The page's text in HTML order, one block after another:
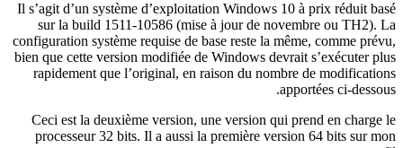
Il s’agit d’un système d’exploitation Windows 10 à prix réduit basé
sur la build 1511-10586 (mise à jour de novembre ou TH2). La
configuration système requise de base reste la même, comme prévu,
bien que cette version modifiée de Windows devrait s’exécuter plus
rapidement que l’original, en raison du nombre de modifications
apportées ci-dessous.
Ceci est la deuxième version, une version qui prend en charge le
processeur 32 bits. Il a aussi la première version 64 bits sur mon